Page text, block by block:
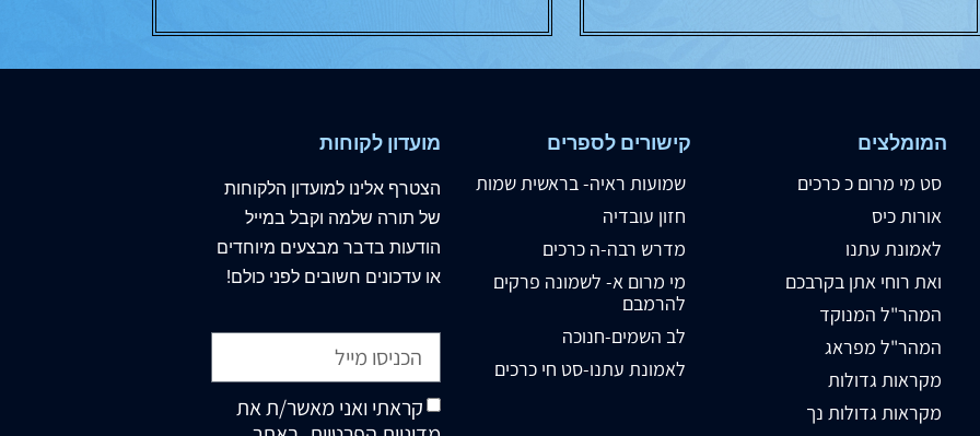
המומלצים
סט מי מרום כ כרכים
אורות כיס
לאמונת עתנו
ואת רוחי אתן בקרבכם
המהר"ל המנוקד
המהר"ל מפראג
מקראות גדולות
מקראות גדולות נך
קישורים לספרים
שמועות ראיה- בראשית שמות
חזון עובדיה
מדרש רבה-ה כרכים
מי מרום א- לשמונה פרקים
להרמבם
לב השמים-חנוכה
לאמונת עתנו-סט חי כרכים
מועדון לקוחות
הצטרף אלינו למועדון הלקוחות
של תורה שלמה וקבל במייל
הודעות בדבר מבצעים מיוחדים
או עדכונים חשובים לפני כולם!
קראתי ואני מאשר/ת את